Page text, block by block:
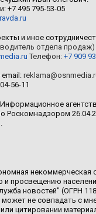
+7 495 795-53-05
и иное
отдела продаж)
Телефон: +7 909
56-11
Роскомнадзором
некоммерческая
просвещению
новостей" (ОГРН
не совпадать с
цитировании